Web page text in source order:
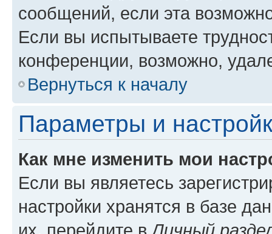
сообщений, если эта
Если вы испытываете
конференции, возможно,
Вернуться к началу
Параметры и
Как мне изменить мои
Если вы являетесь
настройки хранятся в базе
их, перейдите вЛичный